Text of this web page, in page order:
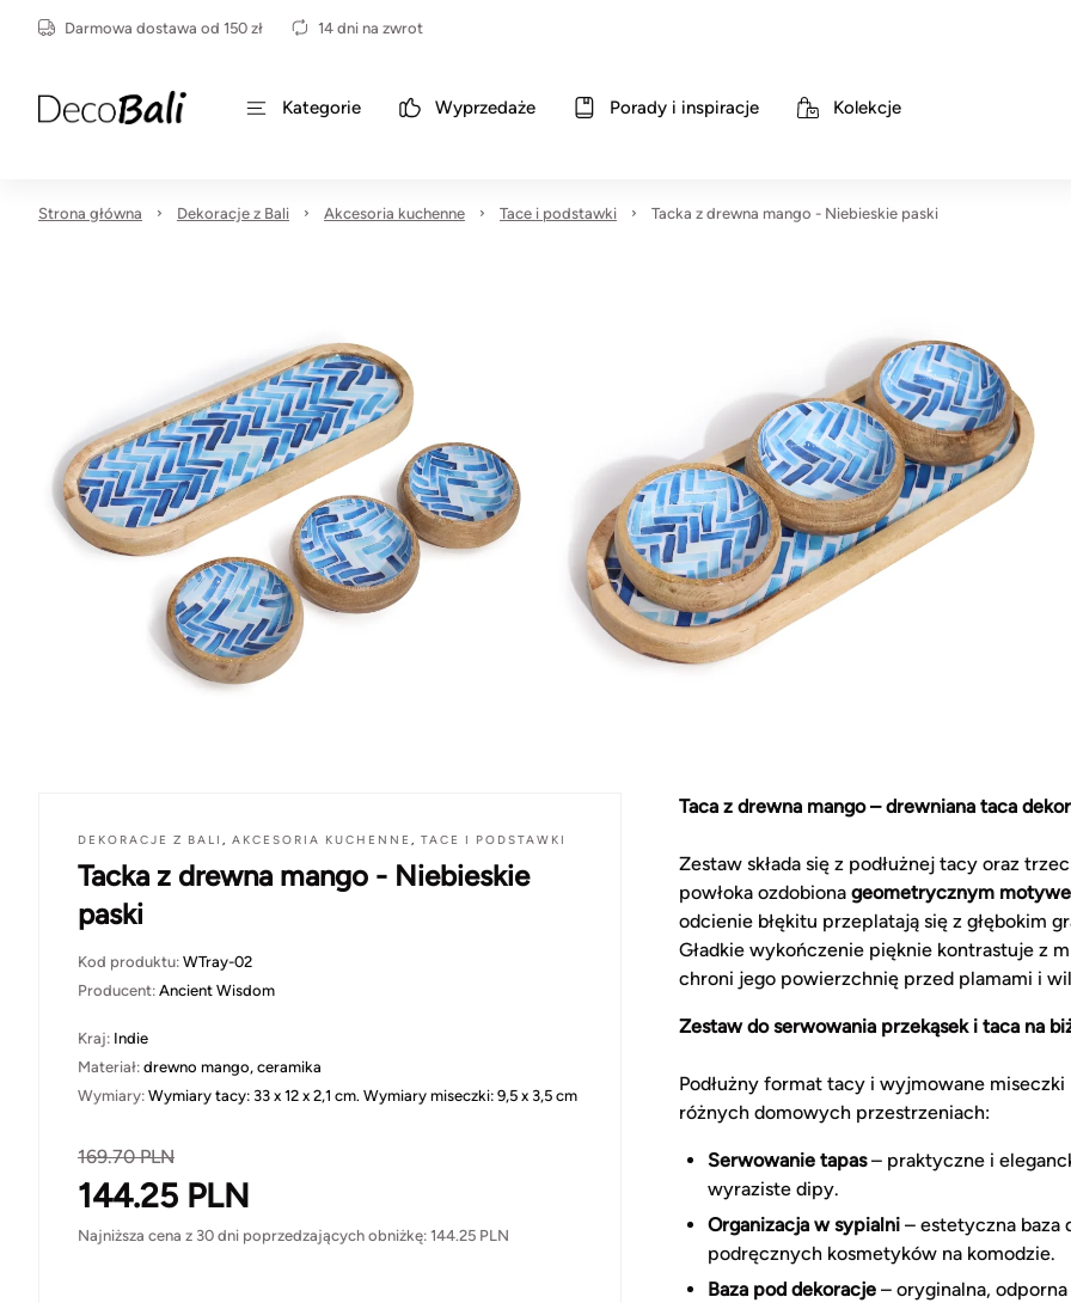
Darmowa dostawa od 150 zł 14 dni na zwrot
Kategorie Wyprzedaże Porady i inspiracje Kolekcje
Strona główna Dekoracje z Bali Akcesoria kuchenne Tace i podstawki Tacka z drewna mango - Niebieskie paski
DEKORACJE Z BALI , AKCESORIA KUCHENNE , TACE I PODSTAWKI
Tacka z drewna mango - Niebieskie
paski
Kod produktu: WTray-02
Producent: Ancient Wisdom
Kraj: Indie
Materiał: drewno mango, ceramika
Wymiary: Wymiary tacy: 33 x 12 x 2,1 cm. Wymiary miseczki: 9,5 x 3,5 cm
169.70PLN
144.25 PLN
Najniższa cena z 30 dni poprzedzających obniżkę: 144.25 PLN
Taca z drewna mango – drewniana taca
Zestaw składa się z podłużnej tacy oraz
powłoka ozdobiona geometrycznym
odcienie błękitu przeplatają się z głębokim
Gładkie wykończenie pięknie kontrastuje z
chroni jego powierzchnię przed plamami i
Zestaw do serwowania przekąsek i taca na
Podłużny format tacy i wyjmowane
różnych domowych przestrzeniach:
Serwowanie tapas– praktyczne i
wyraziste dipy.
Organizacja w sypialni – estetyczna baza
podręcznych kosmetyków na komodzie.
Baza pod dekoracje – oryginalna,